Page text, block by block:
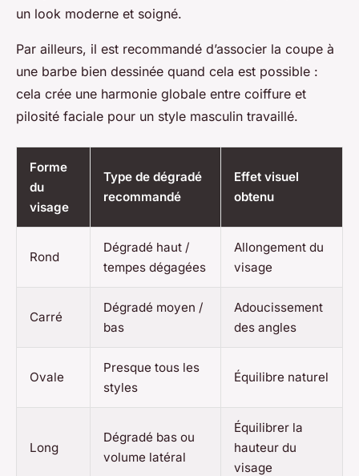
un look moderne et soigné.
Par ailleurs, il est recommandé d’associer la coupe à
une barbe bien dessinée quand cela est possible :
cela crée une harmonie globale entre coiffure et
pilosité faciale pour un style masculin travaillé.
Forme
du
visage
Type de dégradé
recommandé
Effet visuel
obtenu
Rond
Dégradé haut /
tempes dégagées
Allongement du
visage
Carré
Dégradé moyen /
bas
Adoucissement
des angles
Ovale
Presque tous les
styles
Équilibre naturel
Long
Dégradé bas ou
volume latéral
Équilibrer la
hauteur du
visage